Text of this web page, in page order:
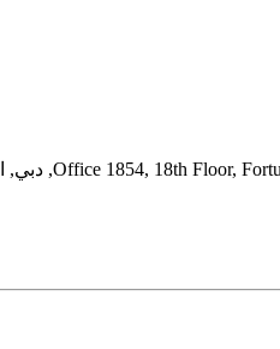
Office 1854, 18th Floor, دبي,